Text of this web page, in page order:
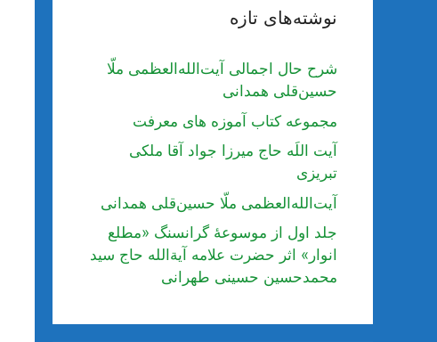
نوشته‌های تازه
شرح حال اجمالی آیت‌الله‌العظمی ملّا
حسین‌قلی همدانی
مجموعه کتاب آموزه های معرفت
آیت اللَه حاج میرزا جواد آقا ملکی
تبریزی
آیت‌الله‌العظمی ملّا حسین‌قلی همدانی
جلد اول از موسوعۀ گرانسنگ «مطلع
انوار» اثر حضرت علامه آیة‌الله حاج سید
محمدحسین حسینی طهرانی